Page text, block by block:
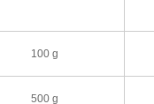
100 g
500 g